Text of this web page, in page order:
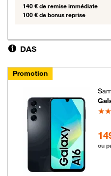
140 € de remise immédiate
100 € de bonus reprise
DAS
Promotion
ou